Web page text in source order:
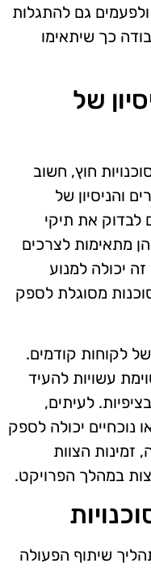
גם להתגלות
כך שיתאימו
של
חוץ, חשוב
והניסיון של
לבדוק את תיקי
מתאימות לצרכים
יכולה למנוע
מסוגלת לספק
לקוחות קודמים.
עשויות להעיד
לעיתים,
נוכחיים יכולה לספק
זמינות הצוות
במהלך הפרויקט.
שיתוף הפעולה